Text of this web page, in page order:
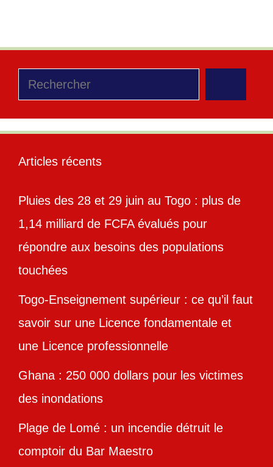
Rechercher
Articles récents
Pluies des 28 et 29 juin au Togo : plus de
1,14 milliard de FCFA évalués pour
répondre aux besoins des populations
touchées
Togo-Enseignement supérieur : ce qu’il faut
savoir sur une Licence fondamentale et
une Licence professionnelle
Ghana : 250 000 dollars pour les victimes
des inondations
Plage de Lomé : un incendie détruit le
comptoir du Bar Maestro